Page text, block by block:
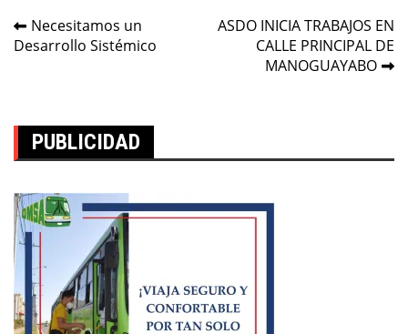
Navegación
de
Necesitamos un
Desarrollo Sistémico
ASDO INICIA TRABAJOS EN
CALLE PRINCIPAL DE
MANOGUAYABO
PUBLICIDAD